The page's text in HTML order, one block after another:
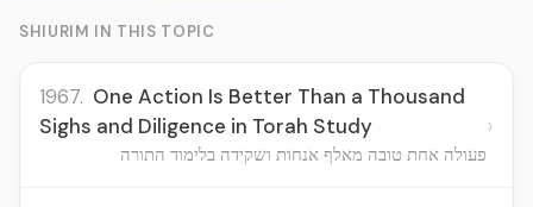
SHIURIM IN THIS TOPIC
1967. One Action Is Better Than a Thousand
Sighs and Diligence in Torah Study
פעולה אחת טובה מאלף אנחות ושקידה בלימוד התורה
›